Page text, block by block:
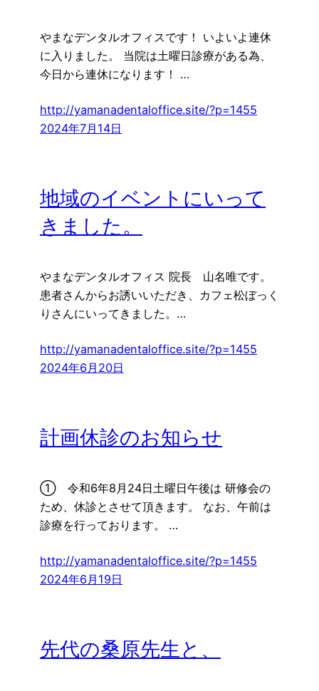
やまなデンタルオフィスです！ いよいよ連休
に入りました。 当院は土曜日診療がある為、
今日から連休になります！ …
http://yamanadentaloffice.site/?p=1455
2024年7月14日
地域のイベントにいって
きました。
やまなデンタルオフィス 院長 山名唯です。
患者さんからお誘いいただき、カフェ松ぼっく
りさんにいってきました。…
http://yamanadentaloffice.site/?p=1455
2024年6月20日
計画休診のお知らせ
① 令和6年8月24日土曜日午後は 研修会の
ため、休診とさせて頂きます。 なお、午前は
診療を行っております。 …
http://yamanadentaloffice.site/?p=1455
2024年6月19日
先代の桑原先生と、